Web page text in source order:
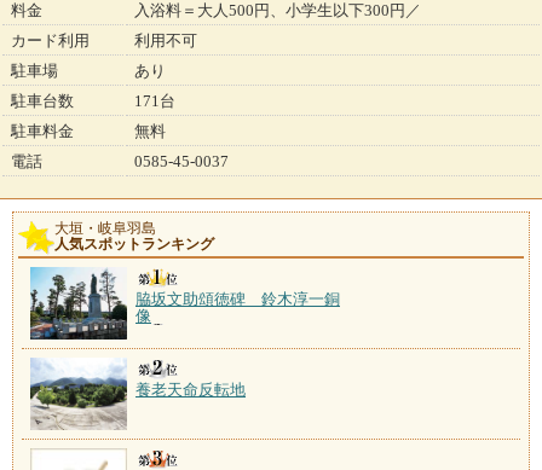
料金
入浴料＝大人500円、小学生以下300円／
カード利用
利用不可
駐車場
あり
駐車台数
171台
駐車料金
無料
電話
0585-45-0037
大垣・岐阜羽島
人気スポットランキング
脇坂文助頌徳碑 鈴木淳一銅
像
養老天命反転地